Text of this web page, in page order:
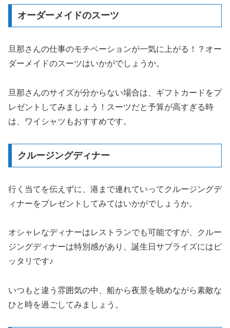
オーダーメイドのスーツ
旦那さんの仕事のモチベーションが一気に上がる！？オー
ダーメイドのスーツはいかがでしょうか。
旦那さんのサイズが分からない場合は、ギフトカードをプ
レゼントしてみましょう！スーツだと予算が高すぎる時
は、ワイシャツもおすすめです。
クルージングディナー
行く当てを伝えずに、港まで連れていってクルージングデ
ィナーをプレゼントしてみてはいかがでしょうか。
オシャレなディナーはレストランでも可能ですが、クルー
ジングディナーは特別感があり、誕生日サプライズにはピ
ッタリです♪
いつもと違う雰囲気の中、船から夜景を眺めながら素敵な
ひと時を過ごしてみましょう。